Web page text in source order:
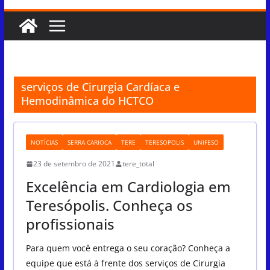
serviços de Cirurgia Cardíaca e
Hemodinâmica do HCTCO
NOTÍCIAS SERRA CARIOCA TERE TERESOPOLIS UNIFESO
23 de setembro de 2021 tere_total
Excelência em Cardiologia em
Teresópolis. Conheça os
profissionais
Para quem você entrega o seu coração? Conheça a
equipe que está à frente dos serviços de Cirurgia